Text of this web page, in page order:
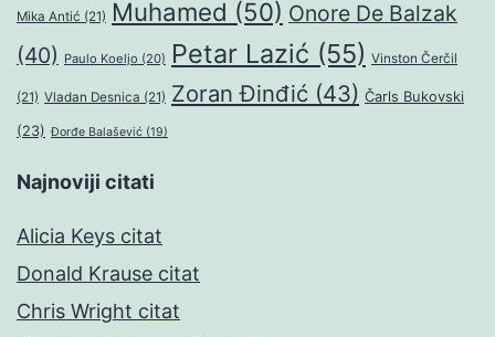
Mika Antić (21) Muhamed (50) Onore De Balzak
(40) Paulo Koeljo (20) Petar Lazić (55) Vinston Čerčil
(21) Vladan Desnica (21) Zoran Đinđić (43) Čarls Bukovski
(23) Đorđe Balašević (19)
Najnoviji citati
Alicia Keys citat
Donald Krause citat
Chris Wright citat